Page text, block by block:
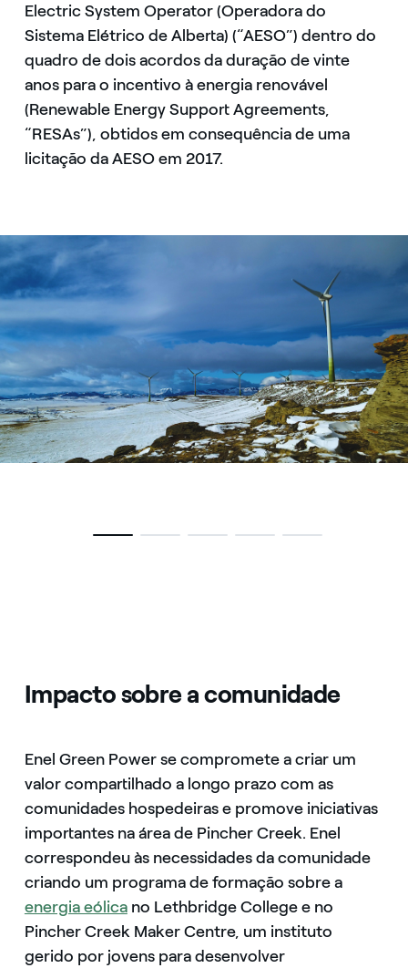
Electric System Operator (Operadora do
Sistema Elétrico de Alberta) (“AESO”) dentro do
quadro de dois acordos da duração de vinte
anos para o incentivo à energia renovável
(Renewable Energy Support Agreements,
“RESAs”), obtidos em consequência de uma
licitação da AESO em 2017.
Impacto sobre a comunidade
Enel Green Power se compromete a criar um
valor compartilhado a longo prazo com as
comunidades hospedeiras e promove iniciativas
importantes na área de Pincher Creek. Enel
correspondeu às necessidades da comunidade
criando um programa de formação sobre a
energia eólicano Lethbridge College e no
Pincher Creek Maker Centre, um instituto
gerido por jovens para desenvolver